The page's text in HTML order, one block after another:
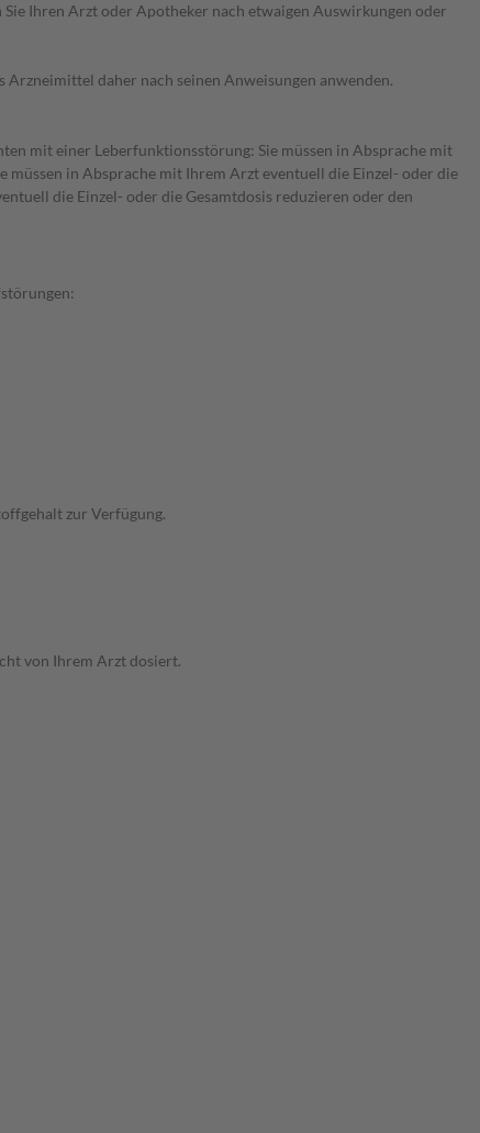
Ihren Arzt oder Apotheker nach etwaigen Auswirkungen oder
daher nach seinen Anweisungen anwenden.
mit einer Leberfunktionsstörung: Sie müssen in Absprache mit
müssen in Absprache mit Ihrem Arzt eventuell die Einzel- oder die
die Einzel- oder die Gesamtdosis reduzieren oder den
zur Verfügung.
von Ihrem Arzt dosiert.